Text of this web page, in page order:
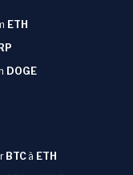
ETH
DOGE
BTC à ETH